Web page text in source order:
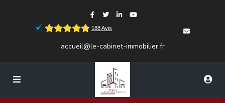
accueil@le-cabinet-immobilier.fr